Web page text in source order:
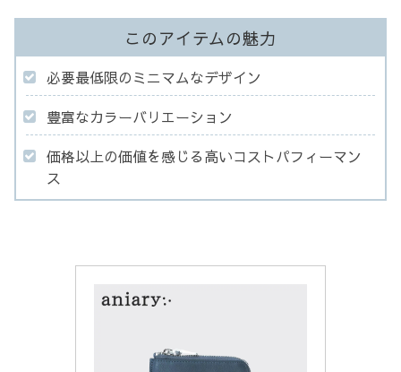
このアイテムの魅力
必要最低限のミニマムなデザイン
豊富なカラーバリエーション
価格以上の価値を感じる高いコストパフィーマン
ス